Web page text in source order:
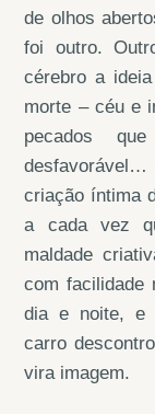
de olhos
foi outro.
cérebro a
morte – céu e
pecados
desfavorável…
criação íntima
a cada vez
maldade
com facilidade
dia e noite, e
carro
vira imagem.